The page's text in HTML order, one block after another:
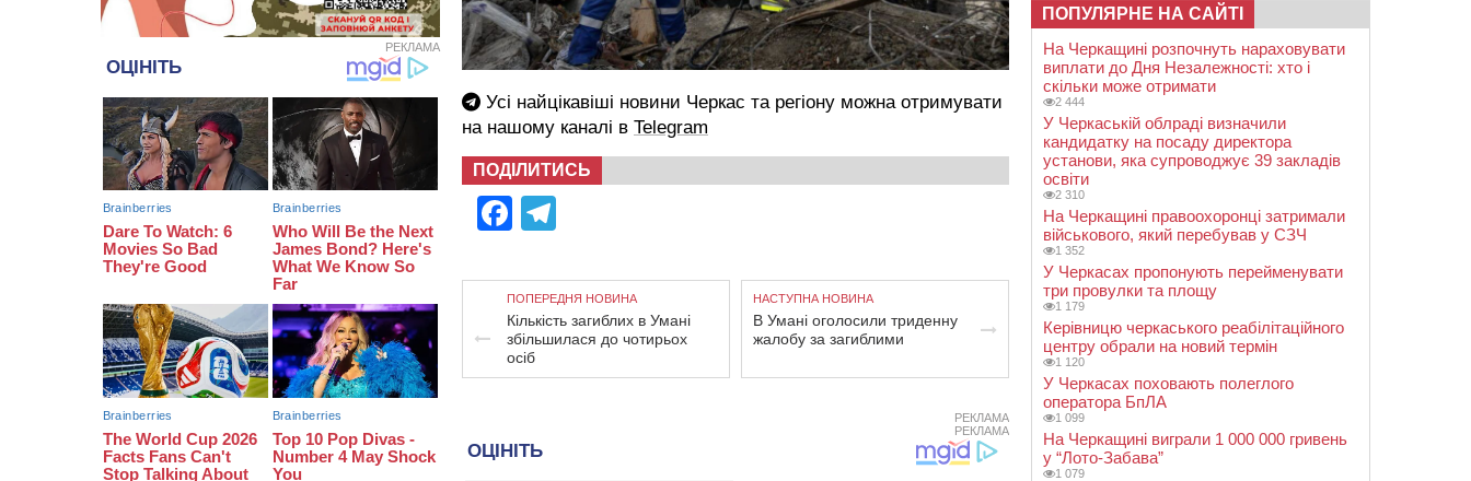
Усі найцікавіші новини Черкас та регіону можна отримувати
на нашому каналі в Telegram
ПОДІЛИТИСЬ
Facebook
ПОПЕРЕДНЯ НОВИНА
Кількість загиблих в Умані
збільшилася до чотирьох
осіб
НАСТУПНА НОВИНА
В Умані оголосили триденну
жалобу за загиблими
РЕКЛАМА
РЕКЛАМА
11:35
Від 80 гривень за кілограм: в
Україні прогнозують стрибок цін на
10:56
Захисника зі Звенигородщини,
який обороняв Авдіївку,
нагородили “Комбатантським
хрестом”
10:10
На Черкащині п’яний мотоцикліст
зіткнувся з мопедом: двоє людей у
лікарні
09:42 Ветерани МСК “Дніпро” вибороли
бронзу чемпіонату України
На Уманщині підрядника
зобов’язали сплатити понад 670
тис грн штрафу за незаконні зміни
до договору
РЕКЛАМА
ПОПУЛЯРНЕ НА САЙТІ
На Черкащині розпочнуть нараховувати
виплати до Дня Незалежності: хто і
скільки може отримати
2 444
У Черкаській облраді визначили
кандидатку на посаду директора
установи, яка супроводжує 39 закладів
освіти
2 310
На Черкащині правоохоронці затримали
військового, який перебував у СЗЧ
1 352
У Черкасах пропонують перейменувати
три провулки та площу
1 179
Керівницю черкаського реабілітаційного
центру обрали на новий термін
1 120
У Черкасах поховають полеглого
оператора БпЛА
1 099
На Черкащині виграли 1 000 000 гривень
у “Лото-Забава”
1 079